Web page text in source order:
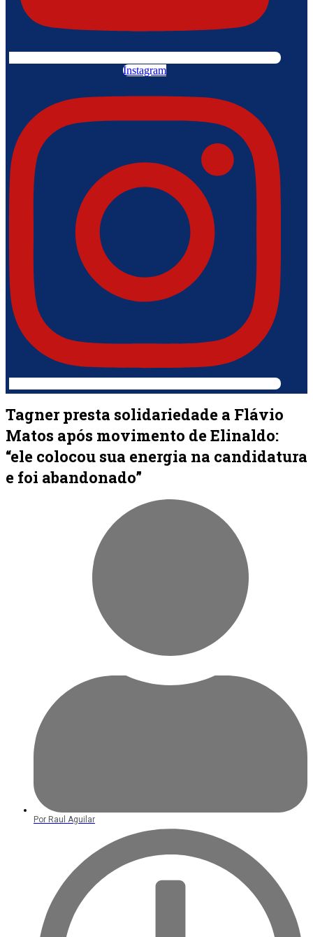
Instagram
Tagner presta solidariedade a Flávio
Matos após movimento de Elinaldo:
“ele colocou sua energia na candidatura
e foi abandonado”
Por Raul Aguilar